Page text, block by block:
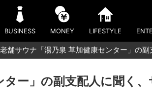
BUSINESS MONEY LIFESTYLE
老舗サウナ「湯乃泉 草加健康センター」の
ー」の副支配人に聞く